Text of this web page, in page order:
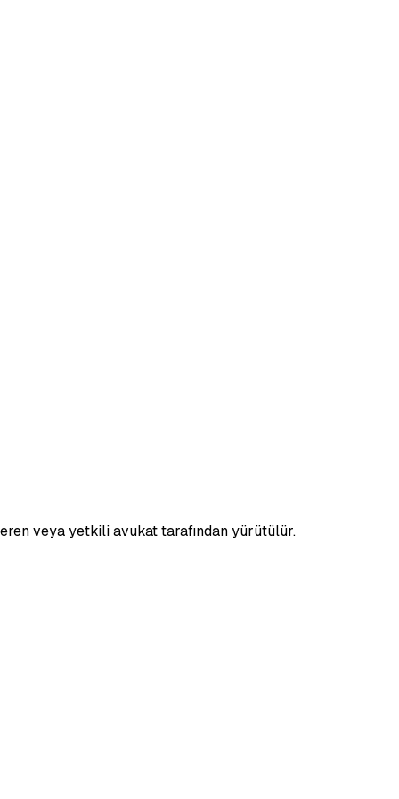
veya yetkili avukat tarafından yürütülür.